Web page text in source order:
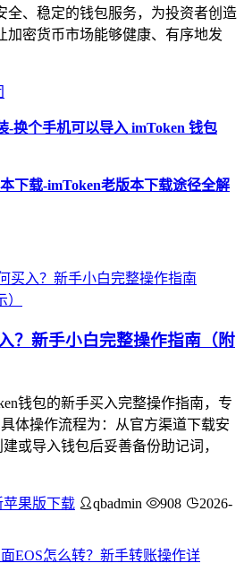
全、稳定的钱包服务，为投资者创造
加密货币市场能够健康、有序地发
-换个手机可以导入 imToken 钱包
下载-imToken老版本下载途径全解
？新手小白完整操作指南（附
钱包的新手买入完整操作指南，专
体操作流程为：从官方渠道下载安
或导入钱包后妥善备份助记词，
苹果版下载 qbadmin 908
2026-